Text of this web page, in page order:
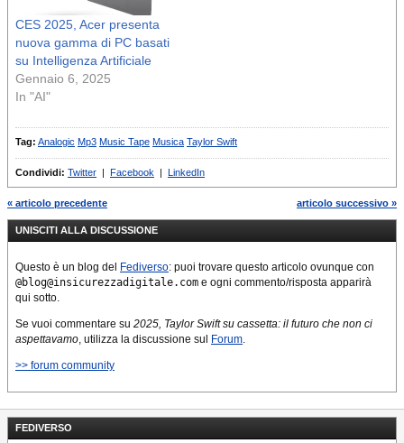
FEDIVERSO
CES 2025, Acer presenta
nuova gamma di PC basati
su Intelligenza Artificiale
Gennaio 6, 2025
In "AI"
Tag: Analogic Mp3 Music Tape Musica Taylor Swift
Condividi: Twitter | Facebook | LinkedIn
« articolo precedente articolo successivo »
UNISCITI ALLA DISCUSSIONE
Questo è un blog del Fediverso: puoi trovare questo articolo ovunque con
@blog@insicurezzadigitale.com e ogni commento/risposta apparirà
qui sotto.
Se vuoi commentare su 2025, Taylor Swift su cassetta: il futuro che non ci
aspettavamo, utilizza la discussione sul Forum.
>> forum community